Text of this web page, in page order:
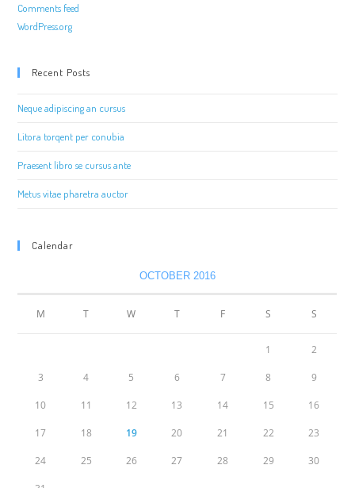
Comments feed
WordPress.org
Recent Posts
Neque adipiscing an cursus
Litora torqent per conubia
Praesent libro se cursus ante
Metus vitae pharetra auctor
Calendar
OCTOBER 2016
M T W T F S S
1 2
3 4 5 6 7 8 9
10 11 12 13 14 15 16
17 18 19 20 21 22 23
24 25 26 27 28 29 30